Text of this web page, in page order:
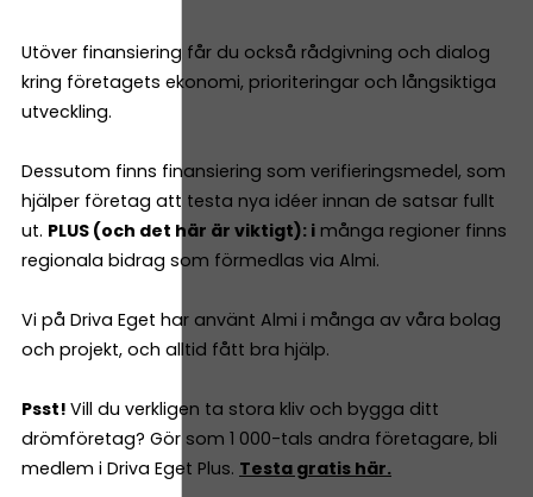
Utöver finansiering får du också rådgivning och dialog
kring företagets ekonomi, prioriteringar och långsiktiga
utveckling.
Dessutom finns finansiering som verifieringsmedel, som
hjälper företag att testa nya idéer innan de satsar fullt
ut. PLUS (och det här är viktigt): i många regioner finns
regionala bidrag som förmedlas via Almi.
Vi på Driva Eget har använt Almi i många av våra bolag
och projekt, och alltid fått bra hjälp.
Psst! Vill du verkligen ta stora kliv och bygga ditt
drömföretag? Gör som 1 000-tals andra företagare, bli
medlem i Driva Eget Plus. Testa gratis här.